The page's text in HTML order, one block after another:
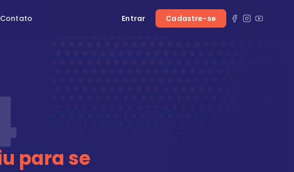
Contato Entrar Cadastre-se
para se